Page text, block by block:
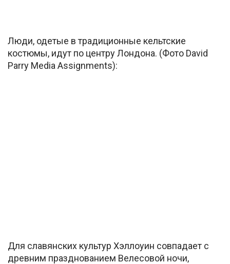
Люди, одетые в традиционные кельтские
костюмы, идут по центру Лондона. (Фото David
Parry Media Assignments):
Для славянских культур Хэллоуин совпадает с
древним празднованием Велесовой ночи,